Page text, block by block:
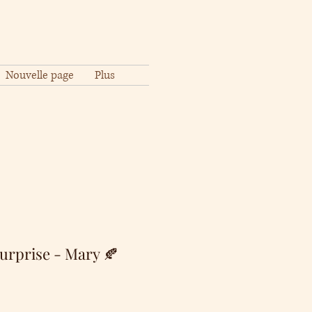
Nouvelle page Plus
- Mary 🍂